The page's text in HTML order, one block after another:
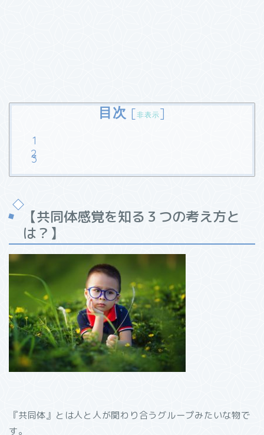
目次 [非表示]
【共同体感覚を知る３つの考え方と
は？】
『共同体』とは人と人が関わり合うグループみたいな物で
す。